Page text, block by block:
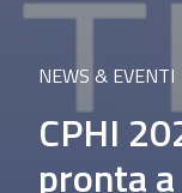
NEWS & EVENTI
CPHI
pronta